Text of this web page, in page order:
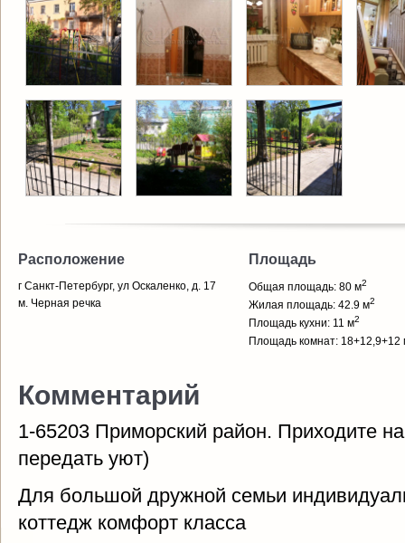
Расположение
г Санкт-Петербург, ул Оскаленко, д. 17
м. Черная речка
Площадь
Общая площадь: 80 м2
Жилая площадь: 42.9 м2
Площадь кухни: 11 м2
Площадь комнат: 18+12,9+12
Комментарий
1-65203 Приморский район. Приходите
передать уют)
Для большой дружной семьи
коттедж комфорт класса